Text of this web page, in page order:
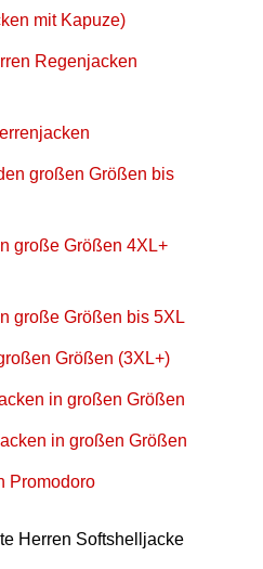
mit Kapuze)
Regenjacken
großen Größen bis
große Größen 4XL+
große Größen bis 5XL
Größen (3XL+)
in großen Größen
in großen Größen
Promodoro
Herren Softshelljacke